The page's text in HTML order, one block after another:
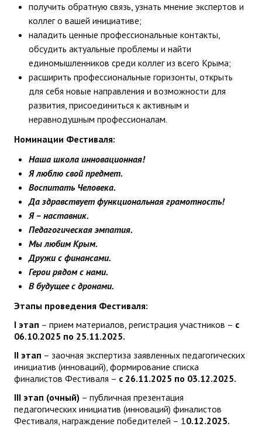
получить обратную связь, узнать мнение экспертов и
коллег о вашей инициативе;
наладить ценные профессиональные контакты,
обсудить актуальные проблемы и найти
единомышленников среди коллег из всего Крыма;
расширить профессиональные горизонты, открыть
для себя новые направления и возможности для
развития, присоединиться к активным и
неравнодушным профессионалам.
Номинации Фестиваля:
Наша школа инновационная!
Я люблю свой предмет.
Воспитать Человека.
Да здравствует функциональная грамотность!
Я – наставник.
Педагогическая эмпатия.
Мы любим Крым.
Дружи с финансами.
Герои рядом с нами.
В будущее с дронами.
Этапы проведения Фестиваля:
I этап – прием материалов, регистрация участников – с
06.10.2025 по 25.11.2025.
II этап – заочная экспертиза заявленных педагогических
инициатив (инноваций), формирование списка
финалистов Фестиваля – с 26.11.2025 по 03.12.2025.
III этап (очный) – публичная презентация
педагогических инициатив (инноваций) финалистов
Фестиваля, награждение победителей – 10.12.2025.